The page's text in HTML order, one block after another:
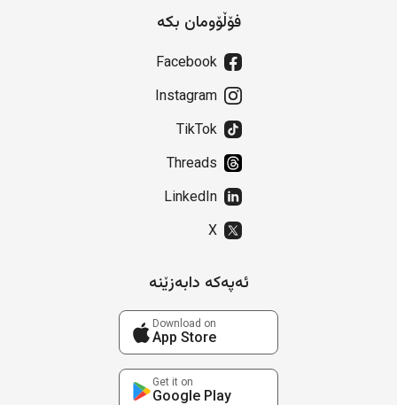
فۆڵۆومان بکە
Facebook
Instagram
TikTok
Threads
LinkedIn
X
ئەپەکە دابەزێنە
Download on
App Store
Get it on
Google Play